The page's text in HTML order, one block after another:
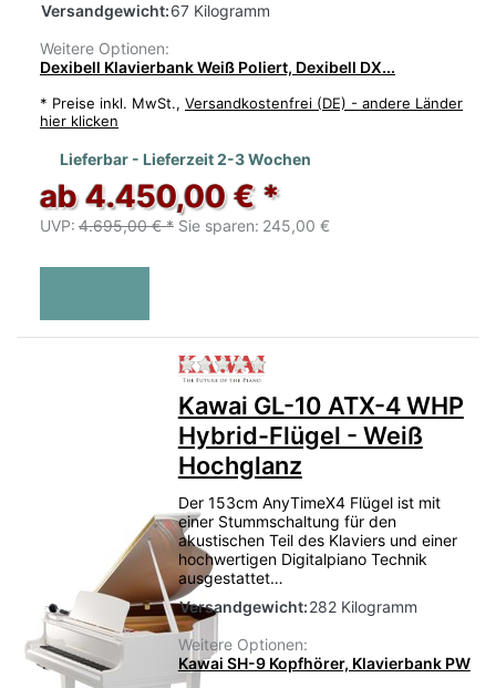
Versandgewicht:67 Kilogramm
Weitere Optionen:
Dexibell Klavierbank Weiß Poliert, Dexibell DX...
* Preise inkl. MwSt., Versandkostenfrei (DE) - andere Länder
hier klicken
Lieferbar - Lieferzeit 2-3 Wochen
ab 4.450,00 € *
UVP: 4.695,00 € * Sie sparen: 245,00 €
Zu diesem Produkt liegen
Kawai GL-10 ATX-4 WHP
Hybrid-Flügel - Weiß
Hochglanz
Der 153cm AnyTimeX4 Flügel ist mit
einer Stummschaltung für den
akustischen Teil des Klaviers und einer
hochwertigen Digitalpiano Technik
ausgestattet…
Versandgewicht:282 Kilogramm
Weitere Optionen:
Kawai SH-9 Kopfhörer, Klavierbank PW